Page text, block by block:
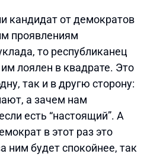
кандидат от демократов
проявлениям
то республиканец
лоялен в квадрате. Это
так и в другю сторону:
а зачем нам
есть “настоящий”. А
в этот раз это
ним будет спокойнее, так